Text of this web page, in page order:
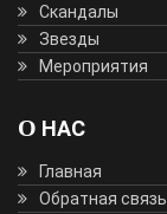
Скандалы
Звезды
Мероприятия
О НАС
Главная
Обратная связь